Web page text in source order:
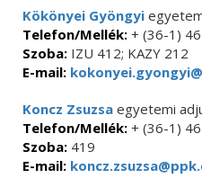
Kökönyei Gyöngyi
Telefon/Mellék: + (36-1)
Szoba: IZU 412; KAZY 212
E-mail:
Koncz Zsuzsa egyetemi
Telefon/Mellék: + (36-1)
Szoba: 419
E-mail: